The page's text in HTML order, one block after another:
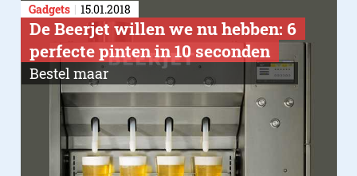
Gadgets 15.01.2018
De Beerjet willen we nu hebben: 6
perfecte pinten in 10 seconden
Bestel maar